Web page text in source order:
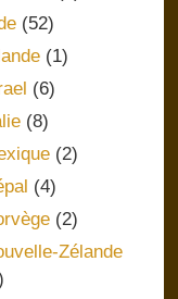
(52)
(1)
(6)
(8)
(2)
(4)
(2)
Zélande